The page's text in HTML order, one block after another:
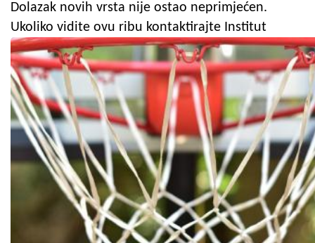
Dolazak novih vrsta nije ostao neprimjećen.
Ukoliko vidite ovu ribu kontaktirajte Institut